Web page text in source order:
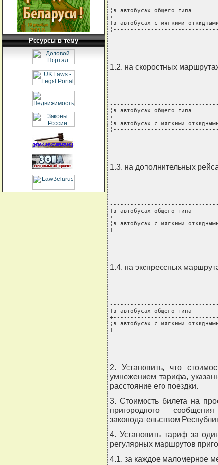
Ресурсы в тему
¦в автобусах общего
¦в автобусах с мягкими
1.2. на скоростных
¦в автобусах общего
¦в автобусах с мягкими
1.3. на дополнительных
¦в автобусах общего
¦в автобусах с мягкими
1.4. на экспрессных
¦в автобусах общего типа
¦в автобусах с мягкими
2. Установить, что
умножением тарифа,
расстояние его поездки.
3. Стоимость билета на
пригородного
законодательством
4. Установить тариф за
регулярных маршрутов
4.1. за каждое маломерное